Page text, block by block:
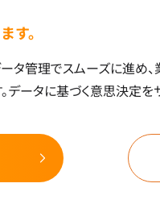
す。
タ管理でスムーズに進め
ータに基づく意思決定を